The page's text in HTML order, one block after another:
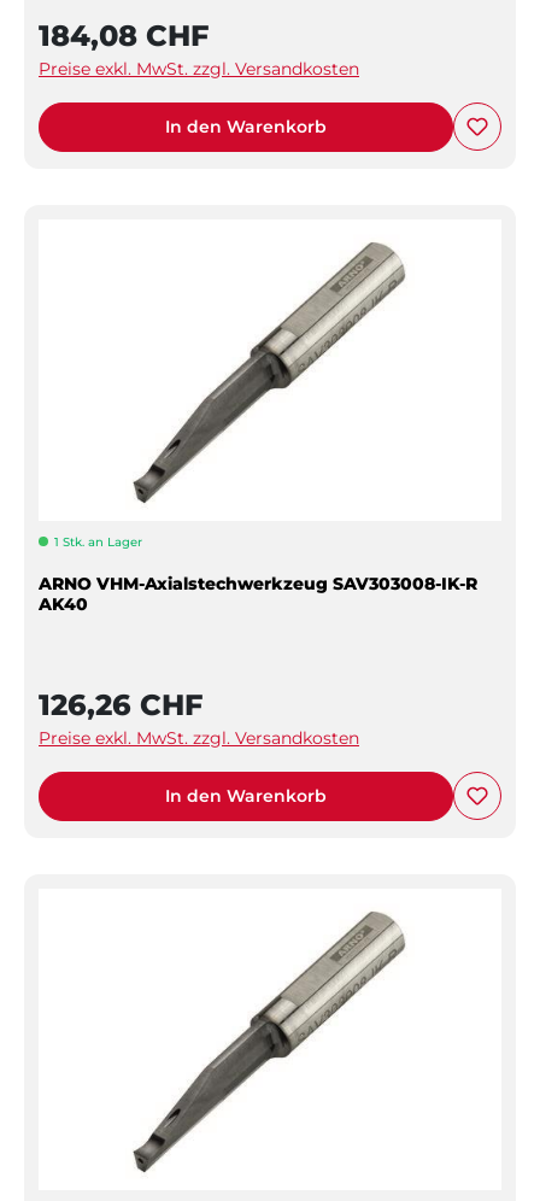
184,08 CHF
Preise exkl. MwSt. zzgl. Versandkosten
In den Warenkorb
1 Stk. an Lager
ARNO VHM-Axialstechwerkzeug SAV303008-IK-R
AK40
126,26 CHF
Preise exkl. MwSt. zzgl. Versandkosten
In den Warenkorb